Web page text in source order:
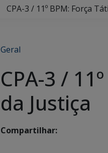
CPA-3 / 11º BPM: Força
Geral
CPA-3 /
da Justiça
Compartilhar: